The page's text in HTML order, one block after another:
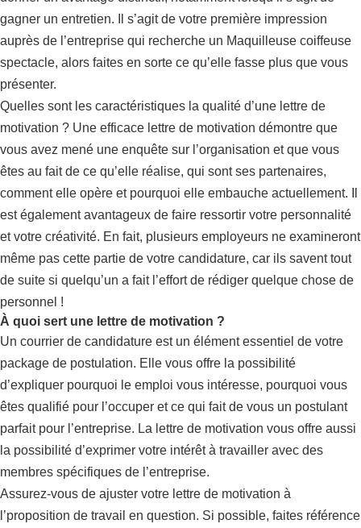
gagner un entretien. Il s’agit de votre première impression
auprès de l’entreprise qui recherche un Maquilleuse coiffeuse
spectacle, alors faites en sorte ce qu’elle fasse plus que vous
présenter.
Quelles sont les caractéristiques la qualité d’une lettre de
motivation ? Une efficace lettre de motivation démontre que
vous avez mené une enquête sur l’organisation et que vous
êtes au fait de ce qu’elle réalise, qui sont ses partenaires,
comment elle opère et pourquoi elle embauche actuellement. Il
est également avantageux de faire ressortir votre personnalité
et votre créativité. En fait, plusieurs employeurs ne examineront
même pas cette partie de votre candidature, car ils savent tout
de suite si quelqu’un a fait l’effort de rédiger quelque chose de
personnel !
À quoi sert une lettre de motivation ?
Un courrier de candidature est un élément essentiel de votre
package de postulation. Elle vous offre la possibilité
d’expliquer pourquoi le emploi vous intéresse, pourquoi vous
êtes qualifié pour l’occuper et ce qui fait de vous un postulant
parfait pour l’entreprise. La lettre de motivation vous offre aussi
la possibilité d’exprimer votre intérêt à travailler avec des
membres spécifiques de l’entreprise.
Assurez-vous de ajuster votre lettre de motivation à
l’proposition de travail en question. Si possible, faites référence